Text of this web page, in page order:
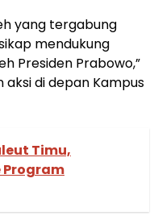
yang tergabung
mendukung
Presiden Prabowo,”
di depan Kampus
Timu,
Program